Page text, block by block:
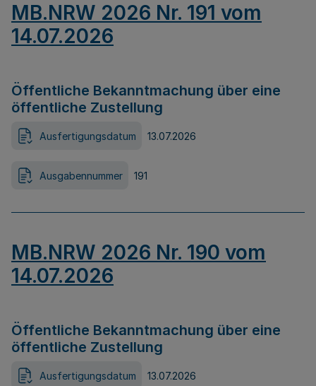
MB.NRW 2026 Nr. 191 vom
14.07.2026
Öffentliche Bekanntmachung über eine
öffentliche Zustellung
Ausfertigungsdatum 13.07.2026
Ausgabennummer 191
MB.NRW 2026 Nr. 190 vom
14.07.2026
Öffentliche Bekanntmachung über eine
öffentliche Zustellung
Ausfertigungsdatum 13.07.2026